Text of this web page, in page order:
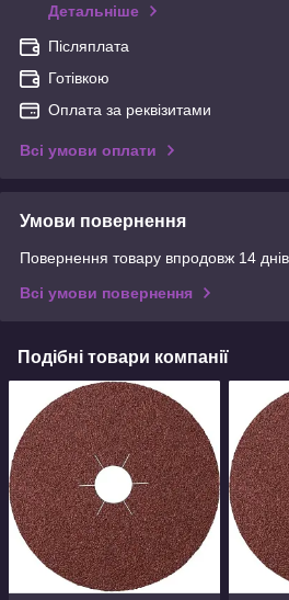
Детальніше
Післяплата
Готівкою
Оплата за реквізитами
Всі умови оплати
Умови повернення
Повернення товару впродовж 14
Всі умови повернення
Подібні товари компанії